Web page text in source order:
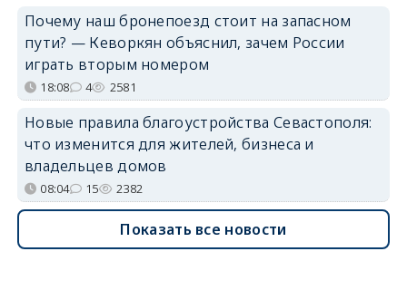
Почему наш бронепоезд стоит на запасном
пути? — Кеворкян объяснил, зачем России
играть вторым номером
18:08 4 2581
Новые правила благоустройства Севастополя:
что изменится для жителей, бизнеса и
владельцев домов
08:04 15 2382
Показать все новости